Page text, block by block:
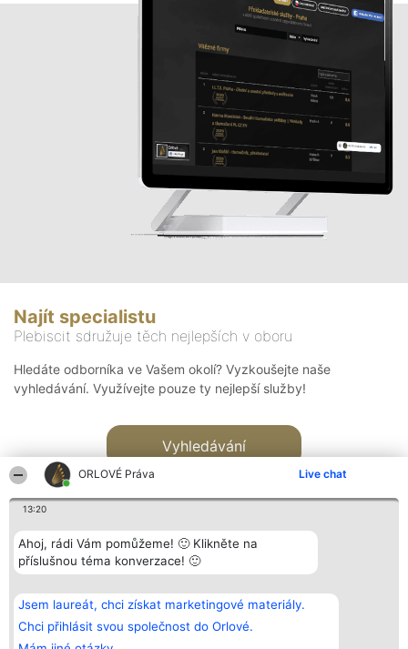
ORLOVÉ Práva Live chat
13:20
Ahoj, rádi Vám pomůžeme! 🙂 Klikněte na
příslušnou téma konverzace! 🙂
Jsem laureát, chci získat marketingové materiály.
Chci přihlásit svou společnost do Orlové.
Najít specialistu
Plebiscit sdružuje těch nejlepších v oboru
Hledáte odborníka ve Vašem okolí? Vyzkoušejte naše
vyhledávání. Využívejte pouze ty nejlepší služby!
Vyhledávání
Bright Side Solutions sp. z o.
o. sp. k.
ul. Ruska 22
Wrocław 50-079
Vítězové
Seznam všech
laureátů
Zásady
Kontakt